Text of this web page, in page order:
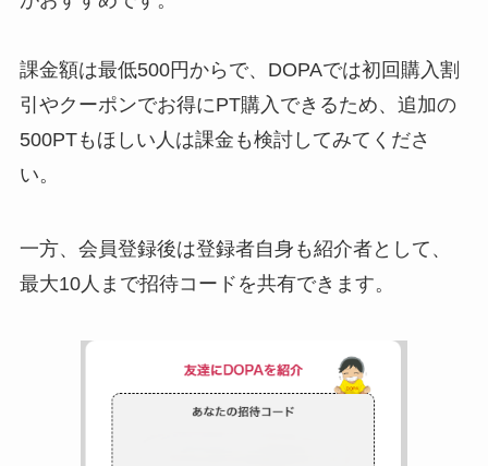
課金額は最低500円からで、DOPAでは初回購入割
引やクーポンでお得にPT購入できるため、追加の
500PTもほしい人は課金も検討してみてくださ
い。
一方、会員登録後は登録者自身も紹介者として、
最大10人まで招待コードを共有できます。